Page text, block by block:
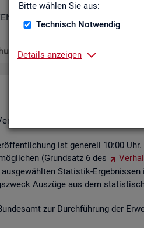
Bitte wählen Sie aus:
Technisch Notwendig
Details anzeigen
der Sta­tis­ti­ken
ist ge­ne­rell 10:00
(Grund­satz 6 des
Sta­tis­tik-
Aus­zü­ge aus dem
zur Durch­füh­rung der